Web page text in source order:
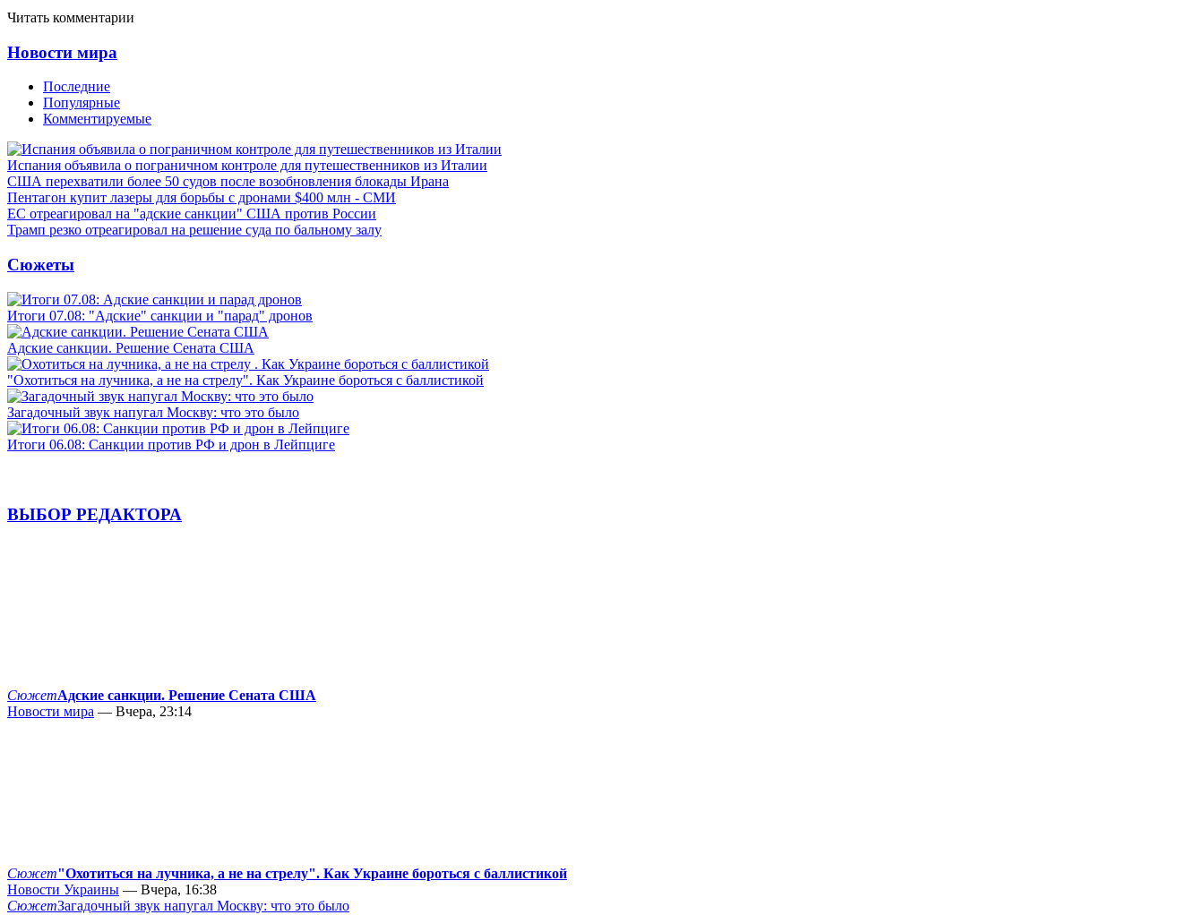
Читать комментарии
Новости мира
Последние
Популярные
Комментируемые
Испания объявила о пограничном контроле для путешественников из Италии
США перехватили более 50 судов после возобновления блокады Ирана
Пентагон купит лазеры для борьбы с дронами $400 млн - СМИ
ЕС отреагировал на "адские санкции" США против России
Трамп резко отреагировал на решение суда по бальному залу
Сюжеты
Итоги 07.08: "Адские" санкции и "парад" дронов
Адские санкции. Решение Сената США
"Охотиться на лучника, а не на стрелу". Как Украине бороться с баллистикой
Загадочный звук напугал Москву: что это было
Итоги 06.08: Санкции против РФ и дрон в Лейпциге
ВЫБОР РЕДАКТОРА
СюжетАдские санкции. Решение Сената США
Новости мира — Вчера, 23:14
Сюжет"Охотиться на лучника, а не на стрелу". Как Украине бороться с баллистикой
Новости Украины — Вчера, 16:38
СюжетЗагадочный звук напугал Москву: что это было